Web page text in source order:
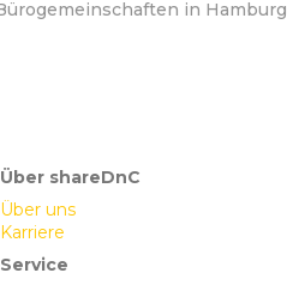
in Hamburg
Über shareDnC
Über uns
Karriere
Service